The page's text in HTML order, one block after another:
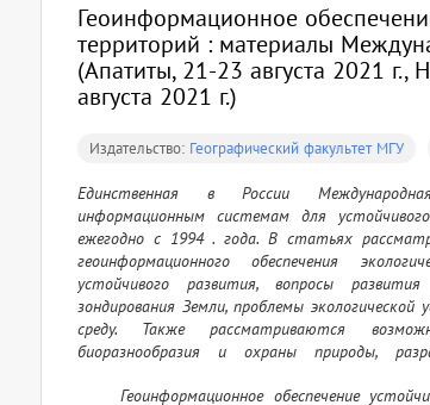
Геоинформационное
территорий : материалы
(Апатиты, 21-23 августа 2021 г.,
августа 2021 г.)
Издательство: Географический факультет МГУ
Единственная в России
информационным системам для
ежегодно с 1994 . года. В статьях
геоинформационного обеспечения
устойчивого развития, вопросы
зондирования Земли, проблемы
среду. Также рассматриваются
биоразнообразия и охраны природы,